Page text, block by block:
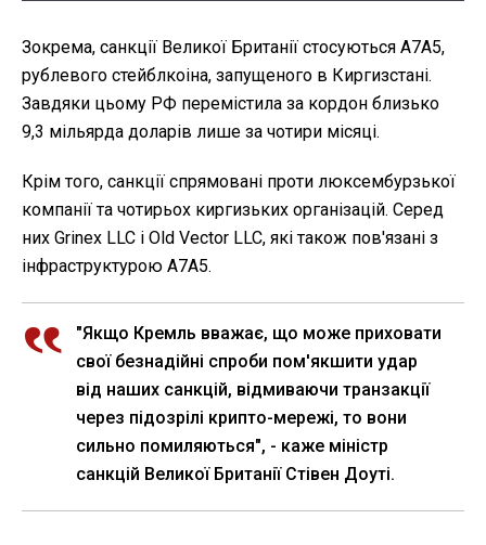
Зокрема, санкції Великої Британії стосуються A7A5,
рублевого стейблкоіна, запущеного в Киргизстані.
Завдяки цьому РФ перемістила за кордон близько
9,3 мільярда доларів лише за чотири місяці.
Крім того, санкції спрямовані проти люксембурзької
компанії та чотирьох киргизьких організацій. Серед
них Grinex LLC і Old Vector LLC, які також пов'язані з
інфраструктурою A7A5.
"Якщо Кремль вважає, що може приховати
свої безнадійні спроби пом'якшити удар
від наших санкцій, відмиваючи транзакції
через підозрілі крипто-мережі, то вони
сильно помиляються", - каже міністр
санкцій Великої Британії Стівен Доуті.